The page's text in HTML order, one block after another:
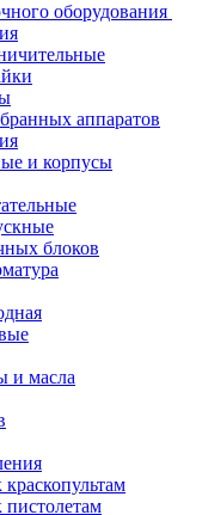
оборудования
аппаратов
и корпусы
блоков
и масла